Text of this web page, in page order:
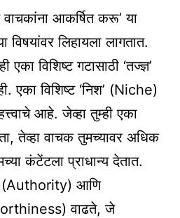
आकर्षित करू’ या
विषयांवर लिहायला लागतात.
एका विशिष्ट गटासाठी ‘तज्ज्ञ’
एका विशिष्ट ‘निश’ (Niche)
आहे. जेव्हा तुम्ही एका
तेव्हा वाचक तुमच्यावर अधिक
कंटेंटला प्राधान्य देतात.
(Authority) आणि
वाढते, जे